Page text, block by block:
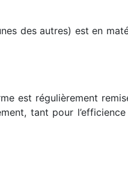
des autres) est en
est régulièrement
tant pour l’efficience